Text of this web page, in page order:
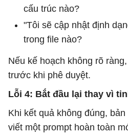
cấu trúc nào?
"Tôi sẽ cập nhật định
trong file nào?
Nếu kế hoạch không rõ
trước khi phê duyệt.
Lỗi 4: Bắt đầu lại thay vì
Khi kết quả không đúng,
viết một prompt hoàn toàn